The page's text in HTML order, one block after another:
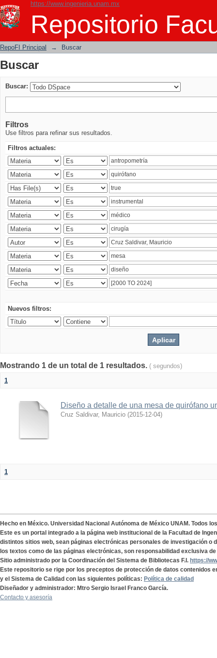
https://www.ingenieria.unam.mx
Repositorio
Buscar
RepoFI Principal → Buscar
Buscar
Buscar:
Filtros
Use filtros para refinar sus resultados.
Filtros actuales:
Nuevos filtros:
Mostrando 1 de un total de 1 resultados. ( segundos)
1
Diseño a detalle de una mesa de quirófano
Cruz Saldivar, Mauricio (2015-12-04)
1
Hecho en México. Universidad Nacional Autónoma de México UNAM. Todos
Este es un portal integrado a la página web institucional de la Facultad de
distintos sitios web, sean páginas electrónicas personales de investigación o
los textos como de las páginas electrónicas, son responsabilidad exclusiva
Sitio administrado por la Coordinación del Sistema de Bibliotecas F.I. https://
Este repositorio se rige por los preceptos de protección de datos contenidos
y el Sistema de Calidad con las siguientes políticas: Política de calidad
Diseñador y administrador: Mtro Sergio Israel Franco García.
Contacto y asesoría